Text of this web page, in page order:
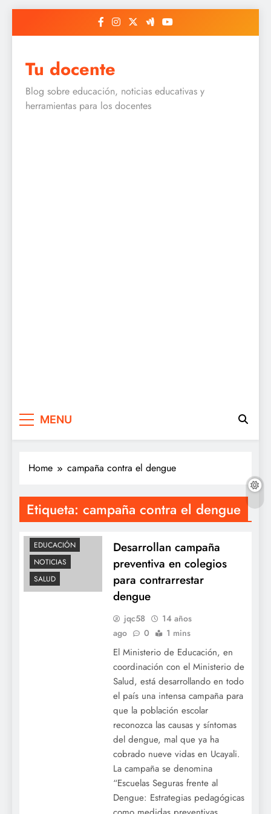
Tu docente
Blog sobre educación, noticias educativas y
herramientas para los docentes
MENU
Home campaña contra el dengue
Etiqueta: campaña contra el dengue
EDUCACIÓN
NOTICIAS
SALUD
Desarrollan campaña
preventiva en colegios
para contrarrestar
dengue
jqc58
14 años
ago
0 1 mins
El Ministerio de Educación, en
coordinación con el Ministerio de
Salud, está desarrollando en todo
el país una intensa campaña para
que la población escolar
reconozca las causas y síntomas
del dengue, mal que ya ha
cobrado nueve vidas en Ucayali.
La campaña se denomina
“Escuelas Seguras frente al
Dengue: Estrategias pedagógicas